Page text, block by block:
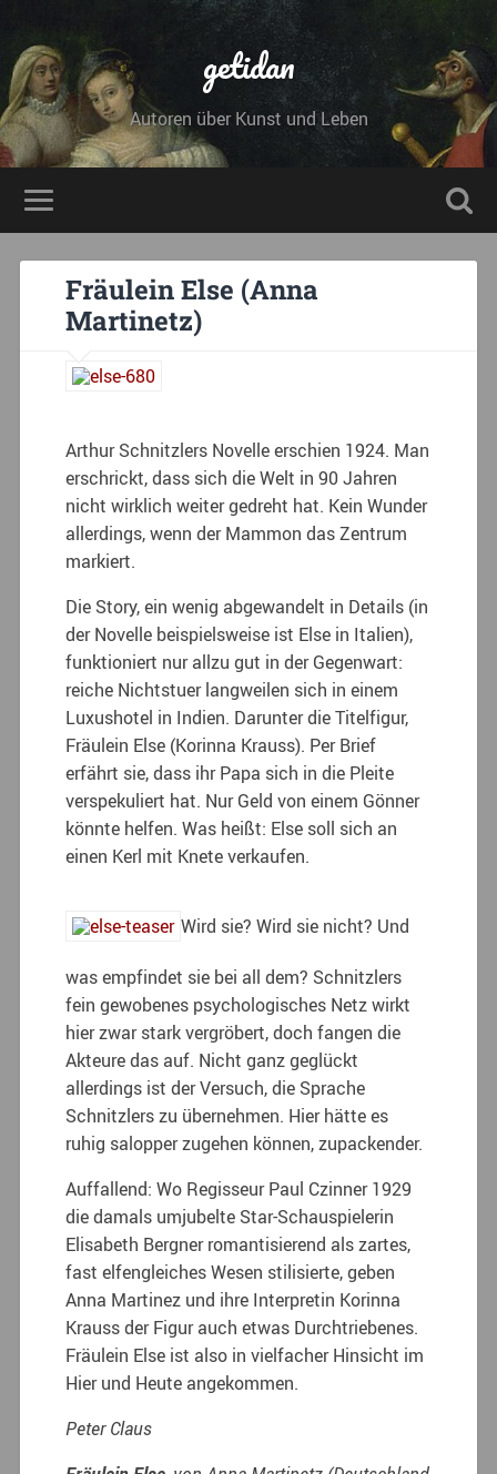
getidan
Autoren über Kunst und Leben
Fräulein Else (Anna
Martinetz)
Arthur Schnitzlers Novelle erschien 1924. Man
erschrickt, dass sich die Welt in 90 Jahren
nicht wirklich weiter gedreht hat. Kein Wunder
allerdings, wenn der Mammon das Zentrum
markiert.
Die Story, ein wenig abgewandelt in Details (in
der Novelle beispielsweise ist Else in Italien),
funktioniert nur allzu gut in der Gegenwart:
reiche Nichtstuer langweilen sich in einem
Luxushotel in Indien. Darunter die Titelfigur,
Fräulein Else (Korinna Krauss). Per Brief
erfährt sie, dass ihr Papa sich in die Pleite
verspekuliert hat. Nur Geld von einem Gönner
könnte helfen. Was heißt: Else soll sich an
einen Kerl mit Knete verkaufen.
Wird sie? Wird sie nicht? Und
was empfindet sie bei all dem? Schnitzlers
fein gewobenes psychologisches Netz wirkt
hier zwar stark vergröbert, doch fangen die
Akteure das auf. Nicht ganz geglückt
allerdings ist der Versuch, die Sprache
Schnitzlers zu übernehmen. Hier hätte es
ruhig salopper zugehen können, zupackender.
Auffallend: Wo Regisseur Paul Czinner 1929
die damals umjubelte Star-Schauspielerin
Elisabeth Bergner romantisierend als zartes,
fast elfengleiches Wesen stilisierte, geben
Anna Martinez und ihre Interpretin Korinna
Krauss der Figur auch etwas Durchtriebenes.
Fräulein Else ist also in vielfacher Hinsicht im
Hier und Heute angekommen.
Peter Claus